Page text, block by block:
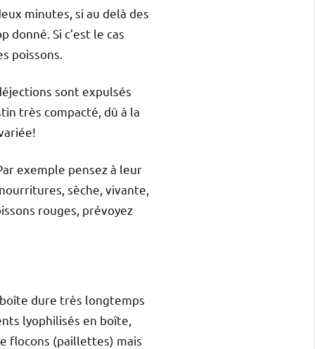
minutes, si au delà des
Si c’est le cas
poissons.
sont expulsés
très compacté, dû à la
exemple pensez à leur
sèche, vivante,
rouges, prévoyez
dure très longtemps
lyophilisés en boîte,
flocons (paillettes) mais